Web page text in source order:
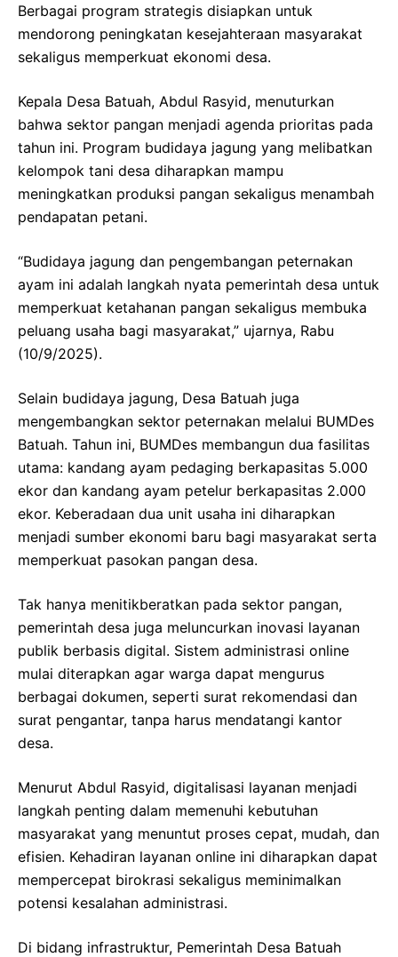
Berbagai program strategis disiapkan untuk
mendorong peningkatan kesejahteraan masyarakat
sekaligus memperkuat ekonomi desa.
Kepala Desa Batuah, Abdul Rasyid, menuturkan
bahwa sektor pangan menjadi agenda prioritas pada
tahun ini. Program budidaya jagung yang melibatkan
kelompok tani desa diharapkan mampu
meningkatkan produksi pangan sekaligus menambah
pendapatan petani.
“Budidaya jagung dan pengembangan peternakan
ayam ini adalah langkah nyata pemerintah desa untuk
memperkuat ketahanan pangan sekaligus membuka
peluang usaha bagi masyarakat,” ujarnya, Rabu
(10/9/2025).
Selain budidaya jagung, Desa Batuah juga
mengembangkan sektor peternakan melalui BUMDes
Batuah. Tahun ini, BUMDes membangun dua fasilitas
utama: kandang ayam pedaging berkapasitas 5.000
ekor dan kandang ayam petelur berkapasitas 2.000
ekor. Keberadaan dua unit usaha ini diharapkan
menjadi sumber ekonomi baru bagi masyarakat serta
memperkuat pasokan pangan desa.
Tak hanya menitikberatkan pada sektor pangan,
pemerintah desa juga meluncurkan inovasi layanan
publik berbasis digital. Sistem administrasi online
mulai diterapkan agar warga dapat mengurus
berbagai dokumen, seperti surat rekomendasi dan
surat pengantar, tanpa harus mendatangi kantor
desa.
Menurut Abdul Rasyid, digitalisasi layanan menjadi
langkah penting dalam memenuhi kebutuhan
masyarakat yang menuntut proses cepat, mudah, dan
efisien. Kehadiran layanan online ini diharapkan dapat
mempercepat birokrasi sekaligus meminimalkan
potensi kesalahan administrasi.
Di bidang infrastruktur, Pemerintah Desa Batuah